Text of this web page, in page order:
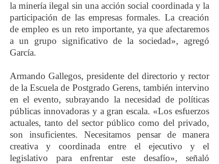
la minería ilegal sin una acción social coordinada y la
participación de las empresas formales. La creación
de empleo es un reto importante, ya que afectaremos
a un grupo significativo de la sociedad», agregó
García.
Armando Gallegos, presidente del directorio y rector
de la Escuela de Postgrado Gerens, también intervino
en el evento, subrayando la necesidad de políticas
públicas innovadoras y a gran escala. «Los esfuerzos
actuales, tanto del sector público como del privado,
son insuficientes. Necesitamos pensar de manera
creativa y coordinada entre el ejecutivo y el
legislativo para enfrentar este desafío», señaló